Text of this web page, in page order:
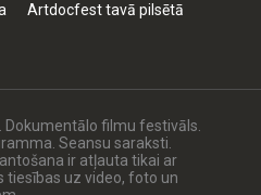
Artdocfest tavā pilsētā
filmu festivāls.
Seansu saraksti.
ir atļauta tikai ar
tiesības uz video, foto un